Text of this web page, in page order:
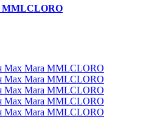
MMLCLORO